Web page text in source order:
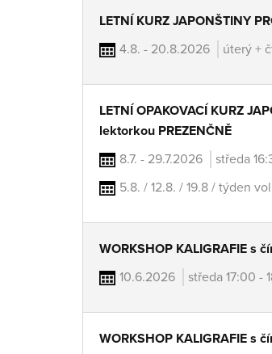
LETNÍ KURZ JAPONŠTINY
4.8. - 20.8.2026
úterý +
LETNÍ OPAKOVACÍ KURZ
lektorkou PREZENČNĚ
8.7. - 29.7.2026
středa
5.8. / 12.8. / 19.8 / týden
WORKSHOP KALIGRAFIE s
10.6.2026
středa 17:00 -
WORKSHOP KALIGRAFIE s